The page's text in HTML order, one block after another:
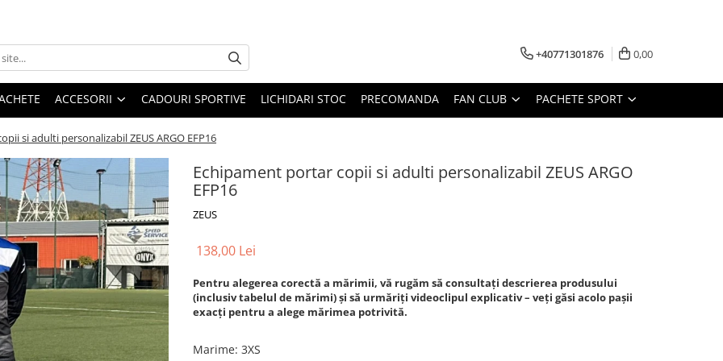
+40771301876 0,00
ACCESORII CADOURI SPORTIVE LICHIDARI STOC PRECOMANDA FAN CLUB PACHETE SPORT
si adulti personalizabil ZEUS ARGO EFP16
Echipament portar copii si adulti personalizabil ZEUS ARGO
EFP16
ZEUS
138,00 Lei
Pentru alegerea corectă a mărimii, vă rugăm să consultați descrierea produsului
(inclusiv tabelul de mărimi) și să urmăriți videoclipul explicativ – veți găsi acolo pașii
exacți pentru a alege mărimea potrivită.
Marime: 3XS